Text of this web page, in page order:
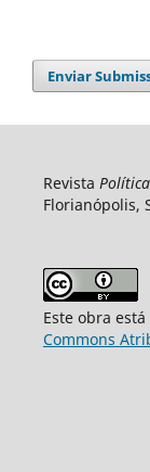
Enviar
Revista
Florianópolis,
Este obra
Commons